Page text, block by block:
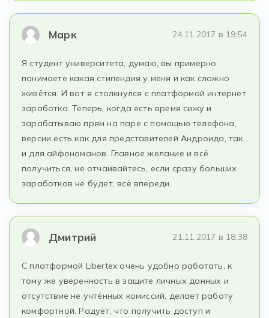
Марк 24.11.2017 в 19:54
Я студент университета, думаю, вы примерно
понимаете какая стипендия у меня и как сложно
живётся. И вот я столкнулся с платформой интернет
заработка. Теперь, когда есть время сижу и
зарабатываю прям на паре с помощью телефона,
версии есть как для представителей Андроида, так
и для айфономанов. Главное желание и всё
получиться, не отчаивайтесь, если сразу больших
заработков не будет, всё впереди.
Дмитрий 21.11.2017 в 18:38
С платформой Libertex очень удобно работать, к
тому же уверенность в защите личных данных и
отсутствие не учтённых комиссий, делает работу
комфортной. Радует, что получить доступ и